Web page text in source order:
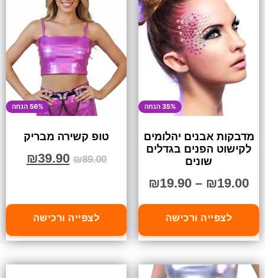
35% הנחה
מדבקות אבנים יהלומים
לקישוט הפנים בגדלים
שונים
₪19.00
–
₪19.90
לצפייה ורכישה
56% הנחה
טופ קשירה מבריק
₪89.00
₪39.90
לצפייה ורכישה